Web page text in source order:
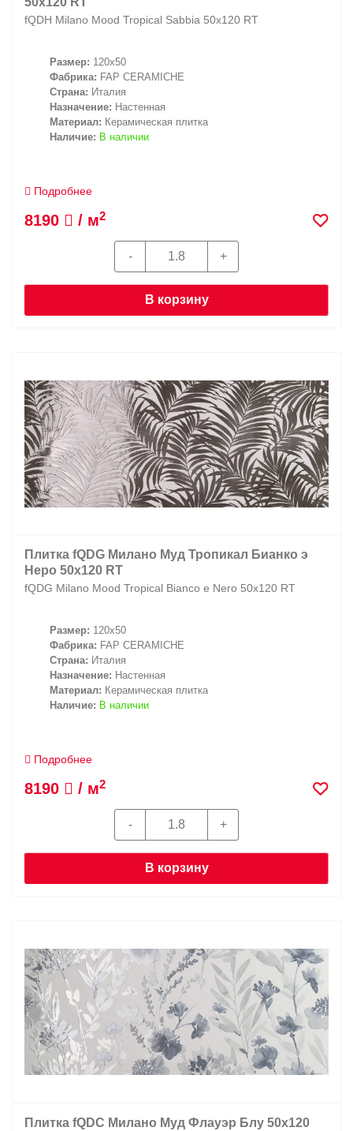
fQDH Milano Mood Tropical Sabbia 50x120 RT
Размер: 120x50
Фабрика: FAP CERAMICHE
Страна: Италия
Назначение: Настенная
Материал: Керамическая плитка
Наличие: В наличии
Подробнее
8190 / м2
В корзину
Плитка fQDG Милано Муд Тропикал Бианко э
Неро 50x120 RT
fQDG Milano Mood Tropical Bianco e Nero 50x120 RT
Размер: 120x50
Фабрика: FAP CERAMICHE
Страна: Италия
Назначение: Настенная
Материал: Керамическая плитка
Наличие: В наличии
Подробнее
8190 / м2
В корзину
Плитка fQDC Милано Муд Флауэр Блу 50x120